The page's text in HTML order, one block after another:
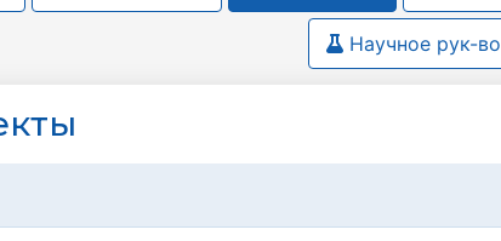
Научное рук-во